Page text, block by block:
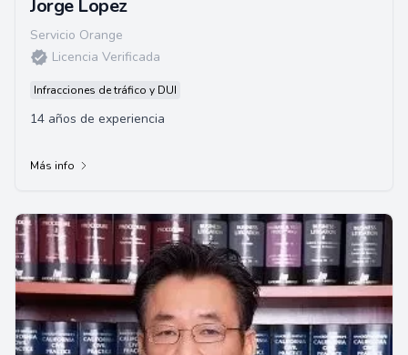
Jorge Lopez
Servicio Orange
Licencia Verificada
Infracciones de tráfico y DUI
14 años de experiencia
Más info